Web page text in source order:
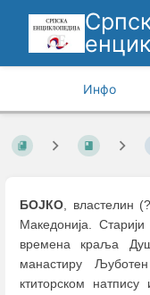
Инфо
БОЈКО, властелин (?
Македонија.
времена краља
манастиру
ктиторском